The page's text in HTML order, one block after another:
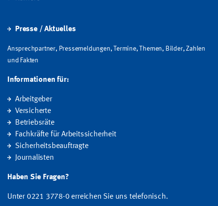
Presse / Aktuelles
Ansprechpartner, Pressemeldungen, Termine, Themen, Bilder, Zahlen
und Fakten
Informationen für:
Arbeitgeber
Versicherte
Betriebsräte
Fachkräfte für Arbeitssicherheit
Sicherheitsbeauftragte
Journalisten
Haben Sie Fragen?
Unter 0221 3778-0 erreichen Sie uns telefonisch.